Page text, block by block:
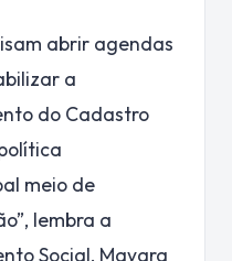
abrir agendas
a
do Cadastro
meio de
lembra a
Social, Mayara